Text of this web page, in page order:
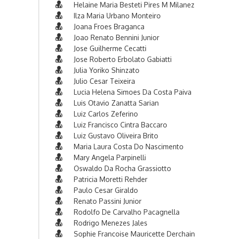
Helaine Maria Besteti Pires M Milanez
Ilza Maria Urbano Monteiro
Joana Froes Braganca
Joao Renato Bennini Junior
Jose Guilherme Cecatti
Jose Roberto Erbolato Gabiatti
Julia Yoriko Shinzato
Julio Cesar Teixeira
Lucia Helena Simoes Da Costa Paiva
Luis Otavio Zanatta Sarian
Luiz Carlos Zeferino
Luiz Francisco Cintra Baccaro
Luiz Gustavo Oliveira Brito
Maria Laura Costa Do Nascimento
Mary Angela Parpinelli
Oswaldo Da Rocha Grassiotto
Patricia Moretti Rehder
Paulo Cesar Giraldo
Renato Passini Junior
Rodolfo De Carvalho Pacagnella
Rodrigo Menezes Jales
Sophie Francoise Mauricette Derchain